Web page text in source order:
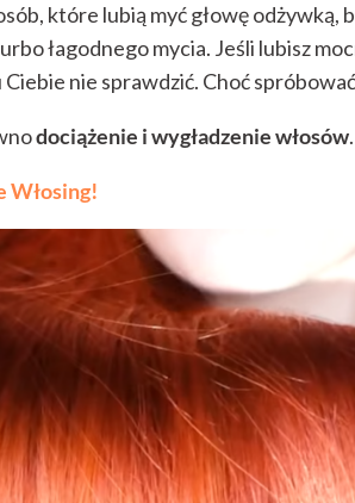
które lubią myć głowę odżywką,
łagodnego mycia. Jeśli lubisz
nie sprawdzić. Choć
dociążenie i wygładzenie włosów
Włosing!